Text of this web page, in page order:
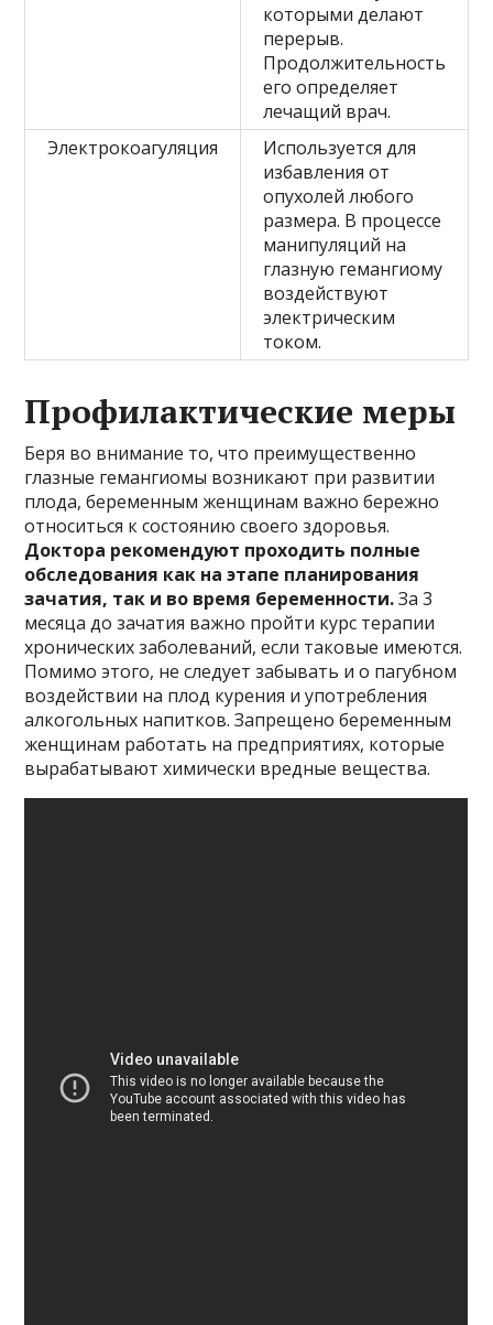
которыми делают
перерыв.
Продолжительность
его определяет
лечащий врач.
Электрокоагуляция
Используется для
избавления от
опухолей любого
размера. В процессе
манипуляций на
глазную гемангиому
воздействуют
электрическим
током.
Профилактические меры
Беря во внимание то, что преимущественно
глазные гемангиомы возникают при развитии
плода, беременным женщинам важно бережно
относиться к состоянию своего здоровья.
Доктора рекомендуют проходить полные
обследования как на этапе планирования
зачатия, так и во время беременности.За 3
месяца до зачатия важно пройти курс терапии
хронических заболеваний, если таковые имеются.
Помимо этого, не следует забывать и о пагубном
воздействии на плод курения и употребления
алкогольных напитков. Запрещено беременным
женщинам работать на предприятиях, которые
вырабатывают химически вредные вещества.